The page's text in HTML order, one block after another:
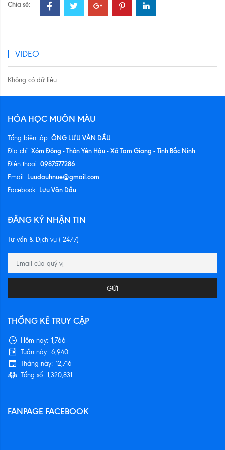
Chia sẻ:
VIDEO
Không có dữ liệu
HÓA HỌC MUÔN MÀU
Tổng biên tập: ÔNG LƯU VĂN DẦU
Địa chỉ: Xóm Đông - Thôn Yên Hậu - Xã Tam Giang - Tỉnh Bắc Ninh
Điện thoại: 0987577286
Email: Luudauhnue@gmail.com
Facebook: Lưu Văn Dầu
ĐĂNG KÝ NHẬN TIN
Tư vấn & Dịch vụ ( 24/7)
GỬI
THỐNG KÊ TRUY CẬP
Hôm nay: 1,766
Tuần này: 6,940
Tháng này: 12,716
Tổng số: 1,320,831
FANPAGE FACEBOOK